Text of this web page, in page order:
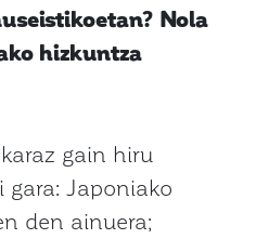
Nola
hizkuntza
gain hiru
Japoniako
den ainuera;